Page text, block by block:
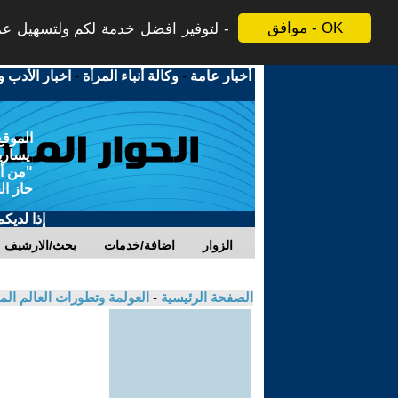
موافق - OK لتوفير افضل خدمة لكم ولتسهيل
أخبار عامة -وكالة أنباء المرأة - اخبار الأدب
"من
حاز
إذا
بحث/الارشيف اضافة/خدمات الزوار
الصفحة الرئيسية - العولمة وتطورات العالم